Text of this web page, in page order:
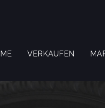
VERKAUFEN